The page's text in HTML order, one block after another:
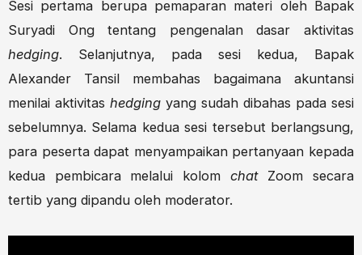
Sesi pertama berupa pemaparan materi oleh Bapak
Suryadi Ong tentang pengenalan dasar aktivitas
hedging. Selanjutnya, pada sesi kedua, Bapak
Alexander Tansil membahas bagaimana akuntansi
menilai aktivitas hedging yang sudah dibahas pada sesi
sebelumnya. Selama kedua sesi tersebut berlangsung,
para peserta dapat menyampaikan pertanyaan kepada
kedua pembicara melalui kolom chat Zoom secara
tertib yang dipandu oleh moderator.